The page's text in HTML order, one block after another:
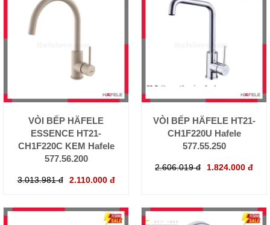
VÒI BẾP HÄFELE
ESSENCE HT21-
CH1F220C KEM Hafele
577.56.200
3.013.981 đ 2.110.000 đ
VÒI BẾP HÄFELE HT21-
CH1F220U Hafele
577.55.250
2.606.019 đ 1.824.000 đ